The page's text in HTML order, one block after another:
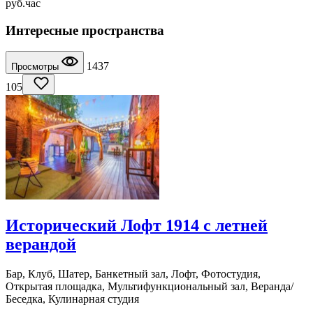
руб.час
Интересные пространства
Просмотры
1437
105
Исторический Лофт 1914 с летней
верандой
Бар, Клуб, Шатер, Банкетный зал, Лофт, Фотостудия,
Открытая площадка, Мультифункциональный зал, Веранда/
Беседка, Кулинарная студия